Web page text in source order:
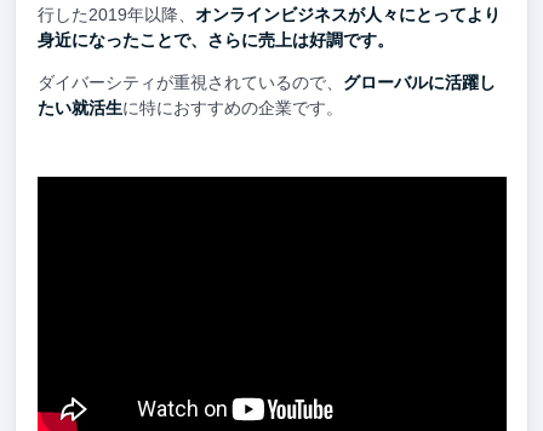
行した2019年以降、 オンラインビジネスが人々にとってより
身近になったことで、さらに売上は好調です。
ダイバーシティが重視されているので、 グローバルに活躍し
たい就活生に特におすすめの企業です。